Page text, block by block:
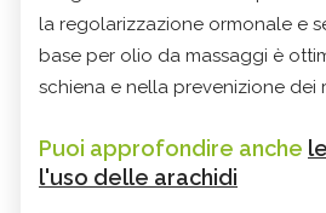
la regolarizzazione ormonale e
base per olio da massaggi è
schiena e nella prevenizione dei
Puoi approfondire anche
l'uso delle arachidi